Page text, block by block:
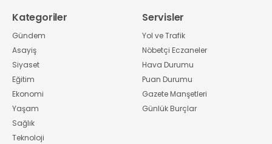
Kategoriler
Gündem
Asayiş
Siyaset
Eğitim
Ekonomi
Yaşam
Sağlık
Teknoloji
Servisler
Yol ve Trafik
Nöbetçi Eczaneler
Hava Durumu
Puan Durumu
Gazete Manşetleri
Günlük Burçlar